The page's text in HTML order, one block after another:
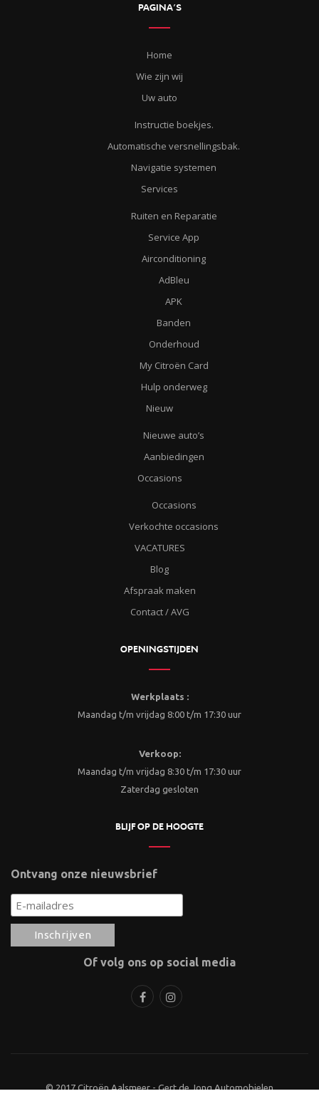
PAGINA’S
Home
Wie zijn wij
Uw auto
Instructie boekjes.
Automatische versnellingsbak.
Navigatie systemen
Services
Ruiten en Reparatie
Service App
Airconditioning
AdBleu
APK
Banden
Onderhoud
My Citroën Card
Hulp onderweg
Nieuw
Nieuwe auto’s
Aanbiedingen
Occasions
Occasions
Verkochte occasions
VACATURES
Blog
Afspraak maken
Contact / AVG
OPENINGSTIJDEN
Werkplaats :
Maandag t/m vrijdag 8:00 t/m 17:30 uur
Verkoop:
Maandag t/m vrijdag 8:30 t/m 17:30 uur
Zaterdag gesloten
BLIJF OP DE HOOGTE
Ontvang onze nieuwsbrief
Of volg ons op social media
© 2017 Citroën Aalsmeer - Gert de Jong Automobielen